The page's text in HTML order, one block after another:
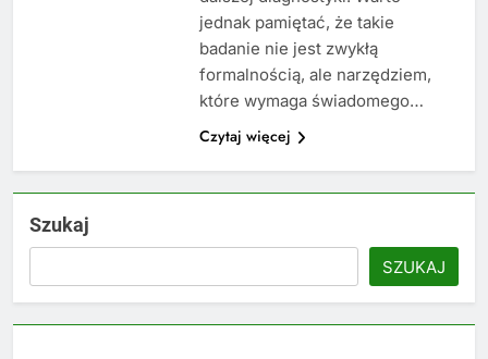
jednak pamiętać, że takie
badanie nie jest zwykłą
formalnością, ale narzędziem,
które wymaga świadomego…
Czytaj więcej
Szukaj
SZUKAJ